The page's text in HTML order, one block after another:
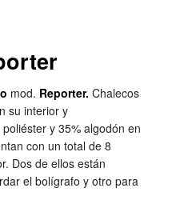
mod. Reporter. Chalecos
su interior y
y 35% algodón en
con un total de 8
Dos de ellos están
el bolígrafo y otro para